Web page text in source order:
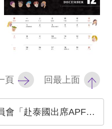
頁 回最上面
國出席APF年度會員大會」出國報告